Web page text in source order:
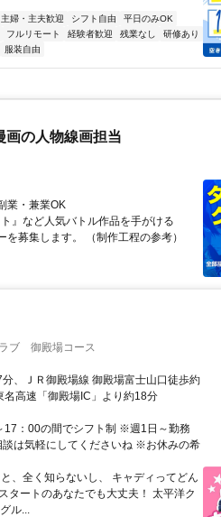
主婦・主夫歓迎 シフト自由
平日のみOK
フルリモート 経験者歓迎 残業なし
研修あり
服装自由
画の人物線画担当
業・兼業OK
』など人気バトル作品を手がける
募集します。 （制作工程の参考）
ブ 御殿場コース
、ＪＲ御殿場線 御殿場富士山口徒歩約
高速「御殿場IC」より約18分
17：00の間でシフト制 ※週1日～勤務
は気軽にしてくださいね ※お休みの希
、全く知らないし、 キャディってどん
ートのあなたでも大丈夫！ 太平洋ク
ル...